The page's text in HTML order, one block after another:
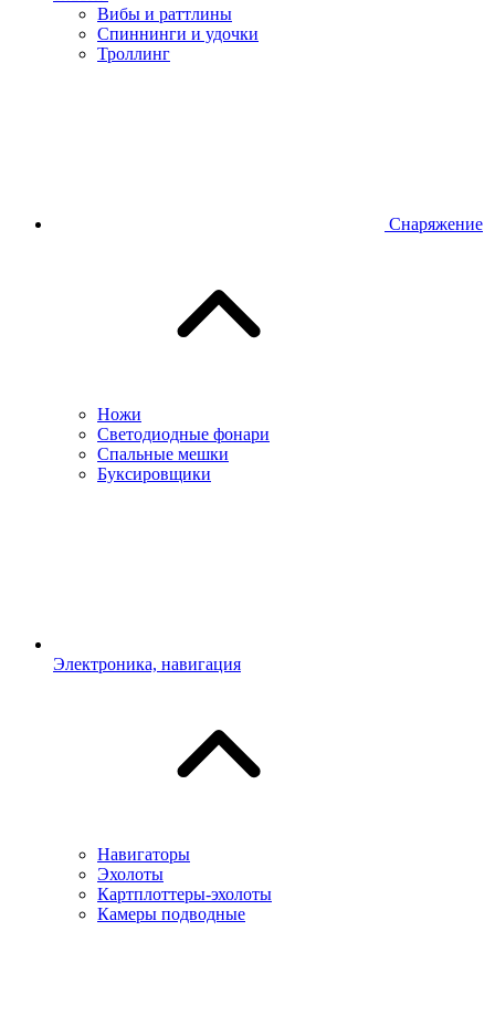
Вибы и раттлины
Спиннинги и удочки
Троллинг
Снаряжение
Ножи
Светодиодные фонари
Спальные мешки
Буксировщики
Электроника, навигация
Навигаторы
Эхолоты
Картплоттеры-эхолоты
Камеры подводные